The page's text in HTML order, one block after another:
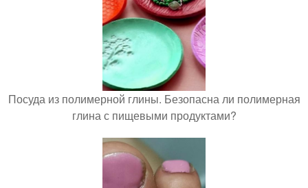
Посуда из полимерной глины. Безопасна ли полимерная
глина с пищевыми продуктами?